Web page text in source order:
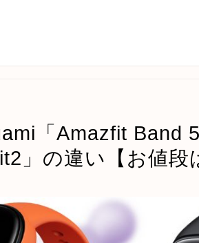
「Amazfit Band
」の違い【お値段